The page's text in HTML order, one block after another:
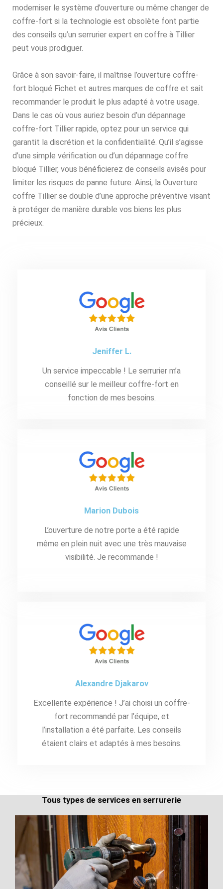
moderniser le système d’ouverture ou même changer de
coffre-fort si la technologie est obsolète font partie
des conseils qu’un serrurier expert en coffre à Tillier
peut vous prodiguer.
Grâce à son savoir-faire, il maîtrise l’ouverture coffre-
fort bloqué Fichet et autres marques de coffre et sait
recommander le produit le plus adapté à votre usage.
Dans le cas où vous auriez besoin d’un dépannage
coffre-fort Tillier rapide, optez pour un service qui
garantit la discrétion et la confidentialité. Qu’il s’agisse
d’une simple vérification ou d’un dépannage coffre
bloqué Tillier, vous bénéficierez de conseils avisés pour
limiter les risques de panne future. Ainsi, la Ouverture
coffre Tillier se double d’une approche préventive visant
à protéger de manière durable vos biens les plus
précieux.
Jeniffer L.
Un service impeccable ! Le serrurier m’a
conseillé sur le meilleur coffre-fort en
fonction de mes besoins.
Marion Dubois
L’ouverture de notre porte a été rapide
même en plein nuit avec une très mauvaise
visibilité. Je recommande !
Alexandre Djakarov
Excellente expérience ! J’ai choisi un coffre-
fort recommandé par l’équipe, et
l’installation a été parfaite. Les conseils
étaient clairs et adaptés à mes besoins.
Tous types de services en serrurerie